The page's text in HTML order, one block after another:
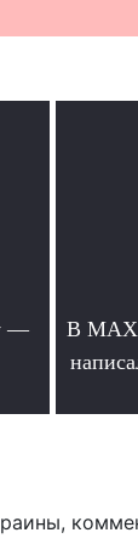
—
В MAX